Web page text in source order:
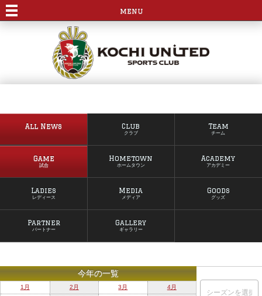
menu
All News Club
クラブ
Team
チーム
Game
試合
Hometown
ホームタウン
Academy
アカデミー
Ladies
レディース
Media
メディア
Goods
グッズ
Partner
パートナー
Gallery
ギャラリー
今年の一覧
1月 2月 3月
4月